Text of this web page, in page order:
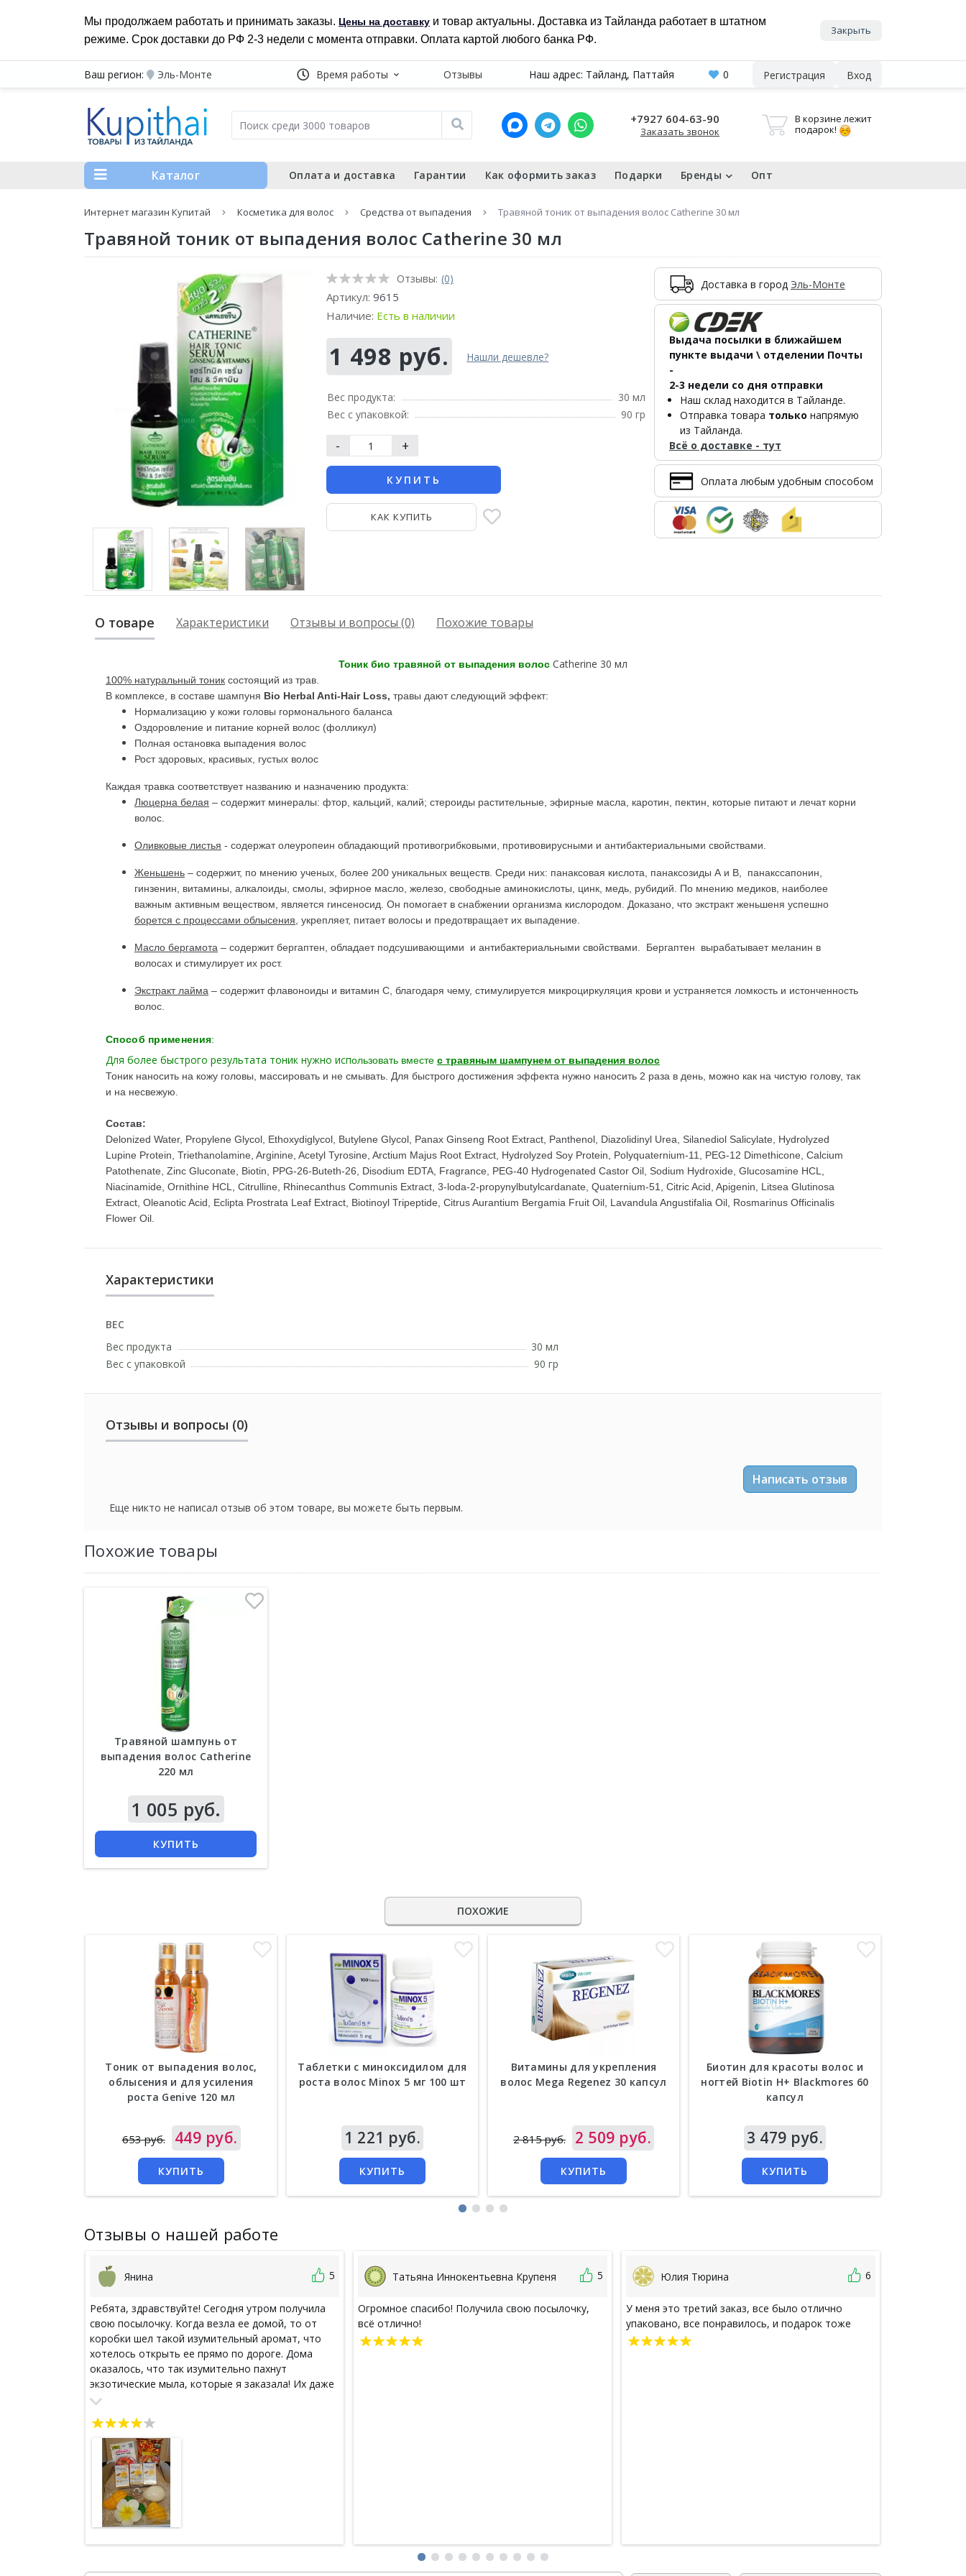
Мы продолжаем работать и принимать заказы. Цены на доставку и товар актуальны. Доставка из Тайланда работает в штатном
режиме. Срок доставки до РФ 2-3 недели с момента отправки. Оплата картой любого банка РФ.
Закрыть
Ваш регион: Эль-Монте Время работы Отзывы Наш адрес: Тайланд, Паттайя 0 Регистрация Вход
+7927 604-63-90
Заказать звонок
В корзине лежит
подарок!
Каталог Оплата и доставка Гарантии Как оформить заказ Подарки Бренды Опт
Интернет магазин Купитай Косметика для волос Средства от выпадения Травяной тоник от выпадения волос Catherine 30 мл
Травяной тоник от выпадения волос Catherine 30 мл
Отзывы: (0)
Артикул:9615
Наличие: Есть в наличии
1 498 руб. Нашли дешевле?
Вес продукта:
30 мл
Вес с упаковкой:
90 гр
- +
КУПИТЬ
КАК КУПИТЬ
Доставка в город Эль-Монте
Выдача посылки в ближайшем
пункте выдачи \ отделении Почты
-
2-3 недели со дня отправки
Наш склад находится в Тайланде.
Отправка товара только напрямую
из Тайланда.
Всё о доставке - тут
Оплата любым удобным способом
О товаре Характеристики Отзывы и вопросы (0) Похожие товары
Тоник био травяной от выпадения волос Catherine 30 мл
100% натуральный тоник состоящий из трав.
В комплексе, в составе шампуня Bio Herbal Anti-Hair Loss, травы дают следующий эффект:
Нормализацию у кожи головы гормонального баланса
Оздоровление и питание корней волос (фолликул)
Полная остановка выпадения волос
Рост здоровых, красивых, густых волос
Каждая травка соответствует названию и назначению продукта:
Люцерна белая – содержит минералы: фтор, кальций, калий; стероиды растительные, эфирные масла, каротин, пектин, которые питают и лечат корни
волос.
Оливковые листья - содержат олеуропеин обладающий противогрибковыми, противовирусными и антибактериальными свойствами.
Женьшень – содержит, по мнению ученых, более 200 уникальных веществ. Среди них: панаксовая кислота, панаксозиды А и В, панакссапонин,
гинзенин, витамины, алкалоиды, смолы, эфирное масло, железо, свободные аминокислоты, цинк, медь, рубидий. По мнению медиков, наиболее
важным активным веществом, является гинсеносид. Он помогает в снабжении организма кислородом. Доказано, что экстракт женьшеня успешно
борется с процессами облысения , укрепляет, питает волосы и предотвращает их выпадение.
Масло бергамота – содержит бергаптен, обладает подсушивающими и антибактериальными свойствами. Бергаптен вырабатывает меланин в
волосах и стимулирует их рост.
Экстракт лайма – содержит флавоноиды и витамин С, благодаря чему, стимулируется микроциркуляция крови и устраняется ломкость и истонченность
волос.
Способ применения:
Для более быстрого результата тоник нужно использовать вместе с травяным шампунем от выпадения волос
Тоник наносить на кожу головы, массировать и не смывать. Для быстрого достижения эффекта нужно наносить 2 раза в день, можно как на чистую голову, так
и на несвежую.
Состав:
Delonized Water, Propylene Glycol, Ethoxydiglycol, Butylene Glycol, Panax Ginseng Root Extract, Panthenol, Diazolidinyl Urea, Silanediol Salicylate, Hydrolyzed
Lupine Protein, Triethanolamine, Arginine, Acetyl Tyrosine, Arctium Majus Root Extract, Hydrolyzed Soy Protein, Polyquaternium-11, PEG-12 Dimethicone, Calcium
Patothenate, Zinc Gluconate, Biotin, PPG-26-Buteth-26, Disodium EDTA, Fragrance, PEG-40 Hydrogenated Castor Oil, Sodium Hydroxide, Glucosamine HCL,
Niacinamide, Ornithine HCL, Citrulline, Rhinecanthus Communis Extract, 3-loda-2-propynylbutylcardanate, Quaternium-51, Citric Acid, Apigenin, Litsea Glutinosa
Extract, Oleanotic Acid, Eclipta Prostrata Leaf Extract, Biotinoyl Tripeptide, Citrus Aurantium Bergamia Fruit Oil, Lavandula Angustifalia Oil, Rosmarinus Officinalis
Flower Oil.
Характеристики
ВЕС
Вес продукта
30 мл
Вес с упаковкой
90 гр
Отзывы и вопросы (0)
Написать отзыв
Еще никто не написал отзыв об этом товаре, вы можете быть первым.
Похожие товары
Травяной шампунь от
выпадения волос Catherine
220 мл
1 005 руб.
КУПИТЬ
ПОХОЖИЕ
Тоник от выпадения волос,
облысения и для усиления
роста Genive 120 мл
653 руб.
Цена 449 руб.
КУПИТЬ
Таблетки с миноксидилом для
роста волос Minox 5 мг 100 шт
1 221 руб.
КУПИТЬ
Витамины для укрепления
волос Mega Regenez 30 капсул
2 815 руб.
Цена 2 509 руб.
КУПИТЬ
Биотин для красоты волос и
ногтей Biotin H+ Blackmores 60
капсул
3 479 руб.
КУПИТЬ
Отзывы о нашей работе
Янина 5
Ребята, здравствуйте! Сегодня утром получила
свою посылочку. Когда везла ее домой, то от
коробки шел такой изумительный аромат, что
хотелось открыть ее прямо по дороге. Дома
оказалось, что так изумительно пахнут
экзотические мыла, которые я заказала! Их даже
жалко использовать. Повесила в ванной для
очень понравилось, паста для супа том ям -
просто сказка, очень насыщенная! Большое вам
спасибо! Настроение просто праздничное!
Татьяна Иннокентьевна Крупеня 5
Огромное спасибо! Получила свою посылочку,
всё отлично!
Юлия Тюрина 6
У меня это третий заказ, все было отлично
упаковано, все понравилось, и подарок тоже